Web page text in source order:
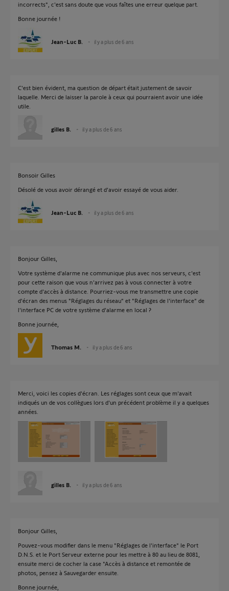
incorrects", c'est sans doute que vous faîtes une erreur quelque part.
Bonne journée !
Jean-Luc B. il y a plus de 6 ans
C'est bien évident, ma question de départ était justement de savoir
laquelle. Merci de laisser la parole à ceux qui pourraient avoir une idée
utile.
gilles B. il y a plus de 6 ans
Bonsoir Gilles
Désolé de vous avoir dérangé et d'avoir essayé de vous aider.
Jean-Luc B. il y a plus de 6 ans
Bonjour Gilles,
Votre système d'alarme ne communique plus avec nos serveurs, c'est
pour cette raison que vous n'arrivez pas à vous connecter à votre
compte d'accès à distance. Pourriez-vous me transmettre une copie
d'écran des menus "Réglages du réseau" et "Réglages de l'interface" de
l'interface PC de votre système d'alarme en local ?
Bonne journée,
Thomas M. il y a plus de 6 ans
Merci, voici les copies d'écran. Les réglages sont ceux que m'avait
indiqués un de vos collègues lors d'un précédent problème il y a quelques
années.
gilles B. il y a plus de 6 ans
Bonjour Gilles,
Pouvez-vous modifier dans le menu "Réglages de l'interface" le Port
D.N.S. et le Port Serveur externe pour les mettre à 80 au lieu de 8081,
ensuite merci de cocher la case "Accès à distance et remontée de
photos, pensez à Sauvegarder ensuite.
Bonne journée,